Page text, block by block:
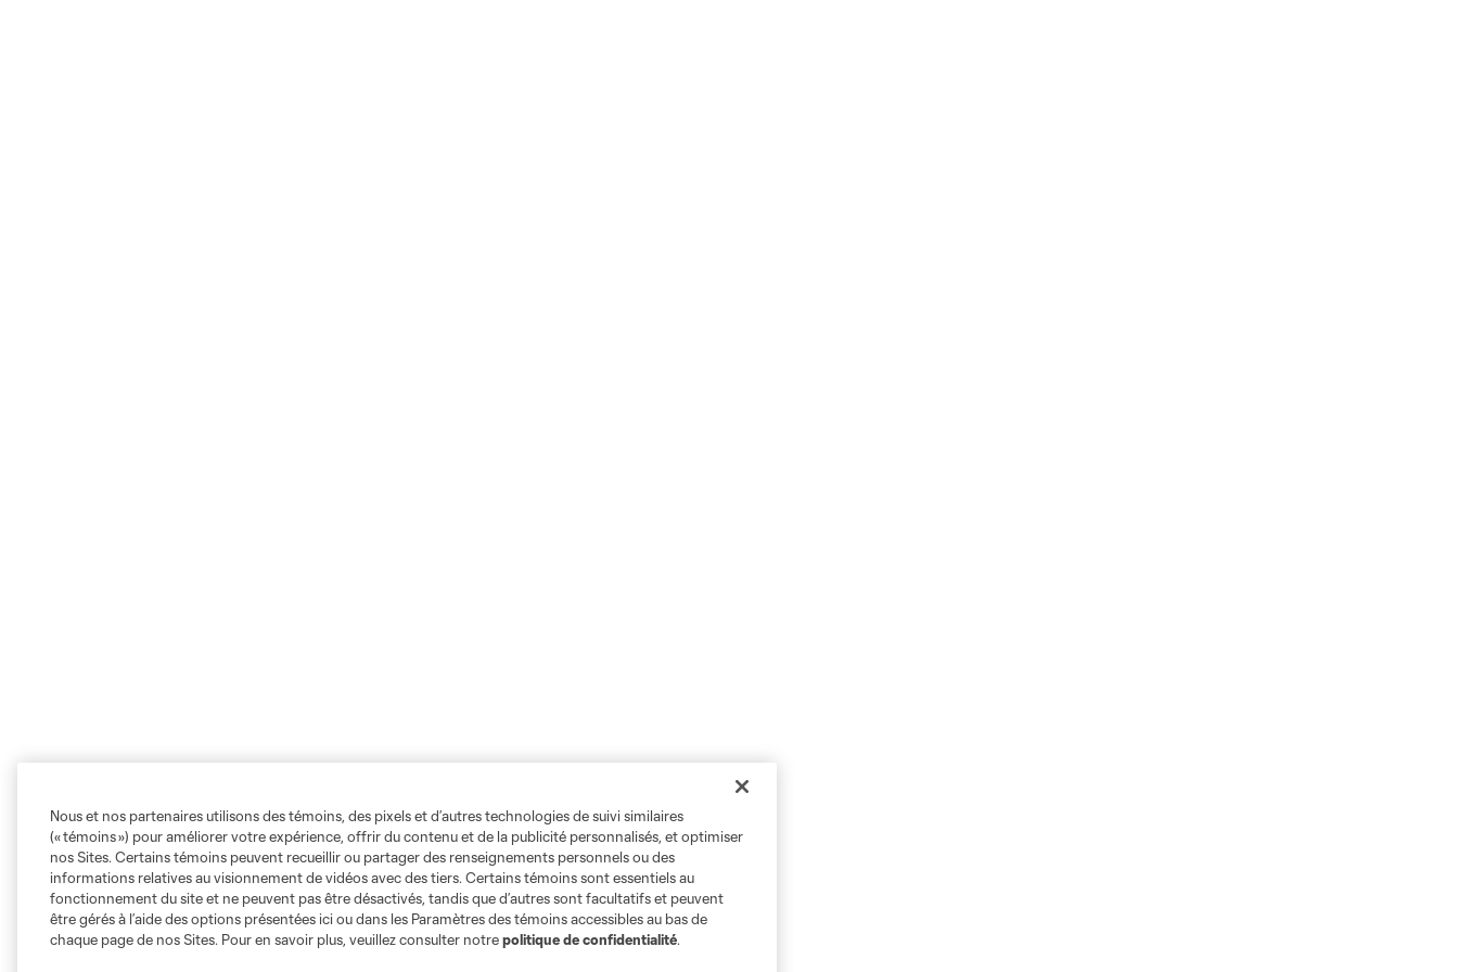
Nous et nos partenaires utilisons des témoins, des pixels et d’autres technologies de suivi similaires
(« témoins ») pour améliorer votre expérience, offrir du contenu et de la publicité personnalisés, et optimiser
nos Sites. Certains témoins peuvent recueillir ou partager des renseignements personnels ou des
informations relatives au visionnement de vidéos avec des tiers. Certains témoins sont essentiels au
fonctionnement du site et ne peuvent pas être désactivés, tandis que d’autres sont facultatifs et peuvent
être gérés à l’aide des options présentées ici ou dans les Paramètres des témoins accessibles au bas de
chaque page de nos Sites. Pour en savoir plus, veuillez consulter notrepolitique de confidentialité.